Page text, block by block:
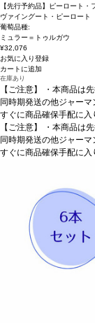
【先行予約品】ピーロート
ヴァイングート・ピーロート
葡萄品種:
ミュラー＝トゥルガウ
¥32,076
お気に入り登録
カートに追加
在庫あり
【ご注意】
・本商品は
同時期発送の他ジャー
すぐに商品確保手配に
承っておりません。 ・
れますが、出荷は配送
ます。 ・お届け先1件に
【ご注意】
・本商品は
同時期発送の他ジャー
すぐに商品確保手配に
れますが、出荷は配送
ます。 ・お届け先1件
ご利用いただけません